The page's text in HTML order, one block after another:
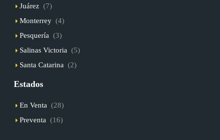
Juárez (7)
Monterrey (4)
Pesquería (3)
Salinas Victoria (5)
Santa Catarina (2)
Estados
En Venta (28)
Preventa (16)